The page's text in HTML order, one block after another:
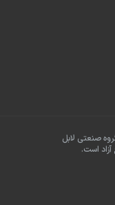
صنعتی لابل
آزاد است.